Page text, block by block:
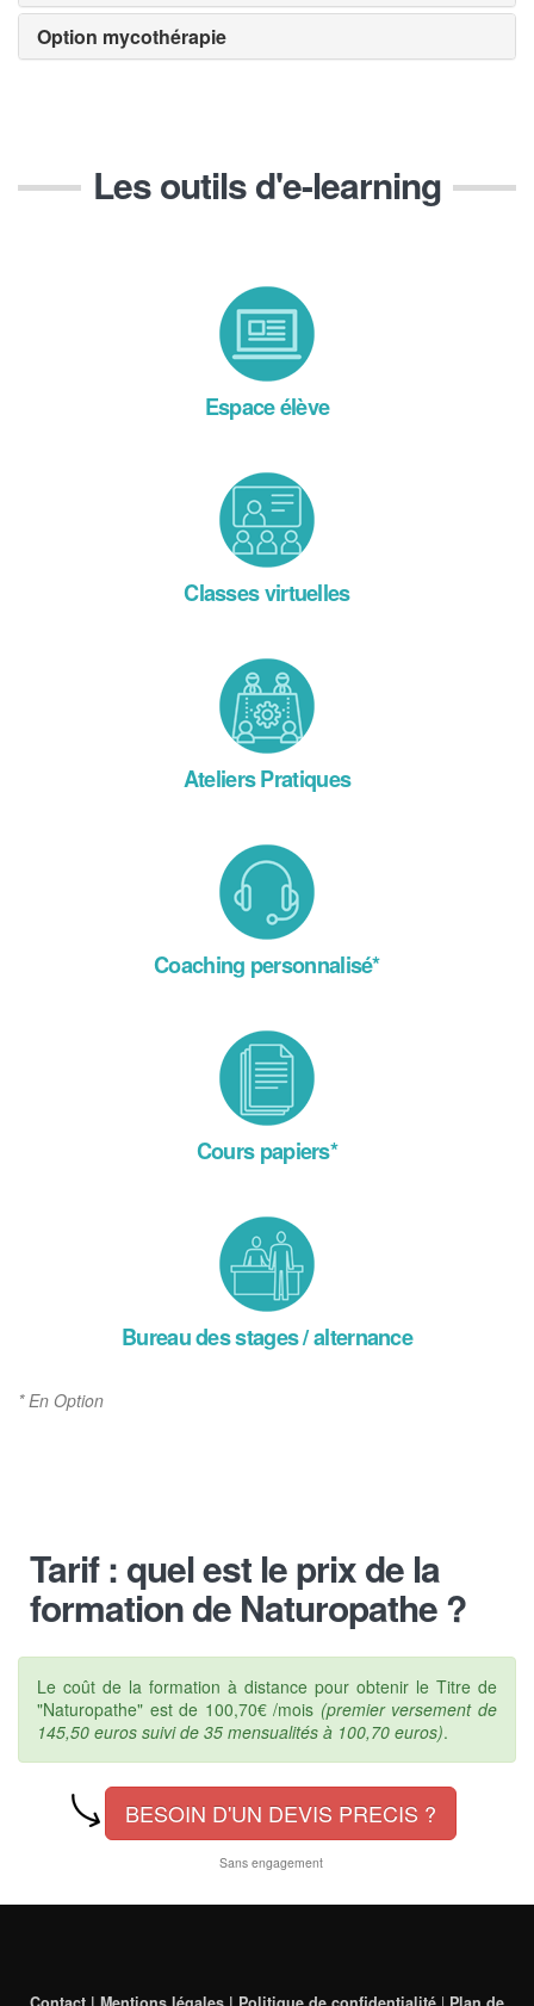
Option mycothérapie
Les outils d'e-learning
Espace élève
Classes virtuelles
Ateliers Pratiques
Coaching personnalisé*
Cours papiers*
Bureau des stages / alternance
* En Option
Tarif : quel est le prix de la
formation de Naturopathe ?
Le coût de la formation à distance pour obtenir le Titre de
"Naturopathe" est de 100,70€ /mois (premier versement de
145,50 euros suivi de 35 mensualités à 100,70 euros).
BESOIN D'UN DEVIS PRECIS ?
Sans engagement